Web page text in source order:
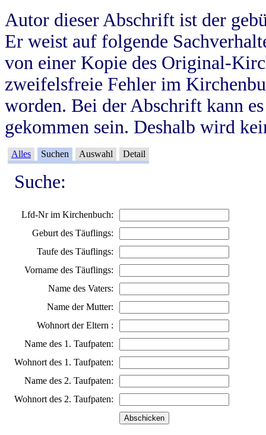
Autor dieser Abschrift ist der
Er weist auf folgende
von einer Kopie des Original-
zweifelsfreie Fehler im
worden. Bei der Abschrift kann
gekommen sein. Deshalb wird
Alles Suchen Auswahl Detail
Suche:
Lfd-Nr im Kirchenbuch:
Geburt des Täuflings:
Taufe des Täuflings:
Vorname des Täuflings:
Name des Vaters:
Name der Mutter:
Wohnort der Eltern :
Name des 1. Taufpaten:
Wohnort des 1. Taufpaten:
Name des 2. Taufpaten:
Wohnort des 2. Taufpaten: